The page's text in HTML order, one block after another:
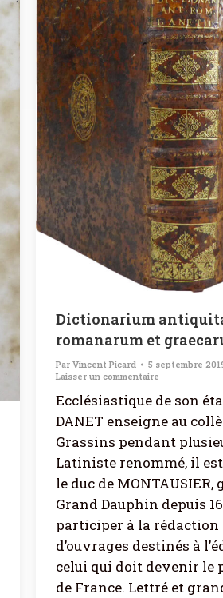
Dictionarium
romanarum et
Par Vincent Picard
5 septembre
Laisser un commentaire
Ecclésiastique de son
DANET enseigne au
Grassins pendant
Latiniste renommé, il
le duc de
Grand Dauphin depuis
participer à la rédaction
d’ouvrages destinés à
celui qui doit devenir le
de France. Lettré et